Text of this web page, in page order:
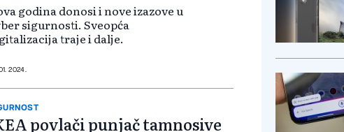
godina donosi i nove izazove u
sigurnosti. Sveopća
traje i dalje.
2024.
povlači punjač tamnosive